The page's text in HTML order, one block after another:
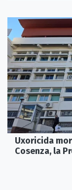
Uxoricida
Cosenza, la